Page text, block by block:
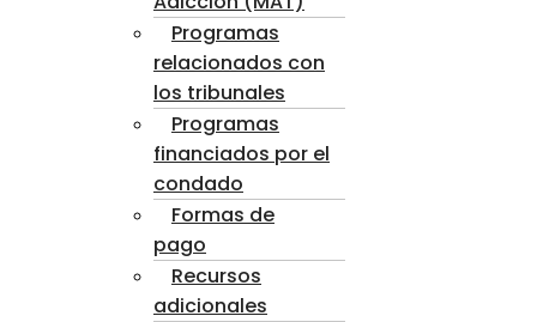
Programas
relacionados con
los tribunales
Programas
financiados por el
condado
Formas de
pago
Recursos
adicionales